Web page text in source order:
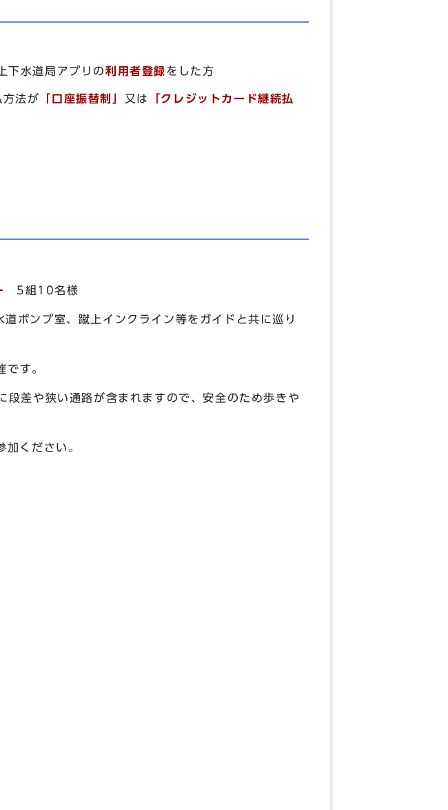
下水道局アプリの利用者登録をした方
法が 口座振替制」 又は
クレジットカード継続払
5組10名様
ポンプ室、蹴上インクライン等をガイドと共に巡り
す。
差や狭い通路が含まれますので、安全のため歩きや
ください。